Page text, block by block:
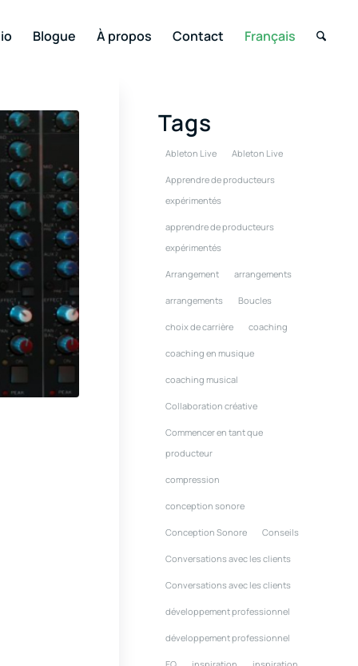
Blogue À propos Contact Français
Tags
Ableton Live Ableton Live
Apprendre de producteurs
expérimentés
apprendre de producteurs
expérimentés
Arrangement arrangements
arrangements Boucles
choix de carrière coaching
coaching en musique
coaching musical
Collaboration créative
Commencer en tant que
producteur
compression
conception sonore
Conception Sonore Conseils
Conversations avec les clients
Conversations avec les clients
développement professionnel
développement professionnel